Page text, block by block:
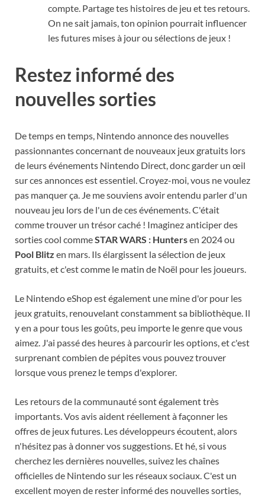
compte. Partage tes histoires de jeu et tes retours.
On ne sait jamais, ton opinion pourrait influencer
les futures mises à jour ou sélections de jeux !
Restez informé des
nouvelles sorties
De temps en temps, Nintendo annonce des nouvelles
passionnantes concernant de nouveaux jeux gratuits lors
de leurs événements Nintendo Direct, donc garder un œil
sur ces annonces est essentiel. Croyez-moi, vous ne voulez
pas manquer ça. Je me souviens avoir entendu parler d'un
nouveau jeu lors de l'un de ces événements. C'était
comme trouver un trésor caché ! Imaginez anticiper des
sorties cool commeSTAR WARS : Huntersen 2024 ou
Pool Blitz en mars. Ils élargissent la sélection de jeux
gratuits, et c'est comme le matin de Noël pour les joueurs.
Le Nintendo eShop est également une mine d'or pour les
jeux gratuits, renouvelant constamment sa bibliothèque. Il
y en a pour tous les goûts, peu importe le genre que vous
aimez. J'ai passé des heures à parcourir les options, et c'est
surprenant combien de pépites vous pouvez trouver
lorsque vous prenez le temps d'explorer.
Les retours de la communauté sont également très
importants. Vos avis aident réellement à façonner les
offres de jeux futures. Les développeurs écoutent, alors
n'hésitez pas à donner vos suggestions. Et hé, si vous
cherchez les dernières nouvelles, suivez les chaînes
officielles de Nintendo sur les réseaux sociaux. C'est un
excellent moyen de rester informé des nouvelles sorties,